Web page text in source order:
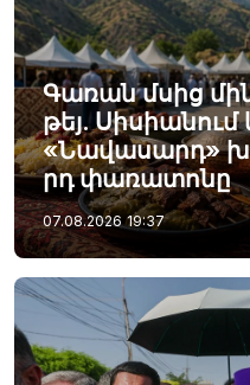
Գառան մսից
թեյ.
«Նավասարդ»
րդ փառատոնը
07.08.2026 19:37